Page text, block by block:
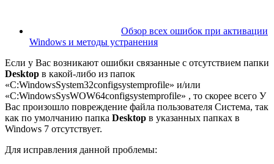
Обзор всех ошибок при активации
Windows и методы устранения
Если у Вас возникают ошибки связанные с отсутствием папки
Desktop в какой-либо из папок
«C:WindowsSystem32configsystemprofile» и/или
«C:WindowsSysWOW64configsystemprofile» , то скорее всего У
Вас произошло повреждение файла пользователя Система, так
как по умолчанию папка Desktop в указанных папках в
Windows 7 отсутствует.
Для исправления данной проблемы: